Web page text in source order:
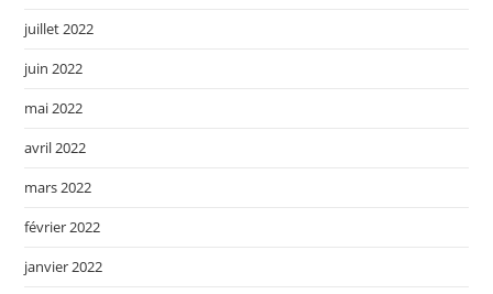
juillet 2022
juin 2022
mai 2022
avril 2022
mars 2022
février 2022
janvier 2022